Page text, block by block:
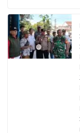
Polri
to Door
personel
kegiatan
hanya
dan
secara